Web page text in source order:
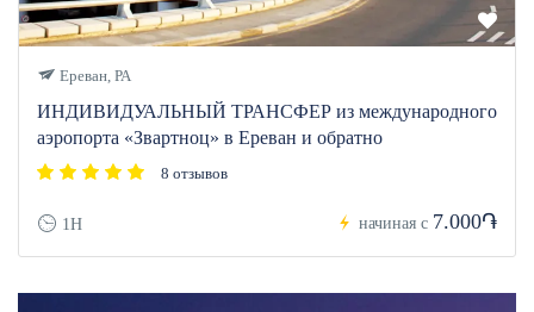
Ереван, РА
ИНДИВИДУАЛЬНЫЙ ТРАНСФЕР из международного
аэропорта «Звартноц» в Ереван и обратно
8 отзывов
1H начиная с 7.000֏